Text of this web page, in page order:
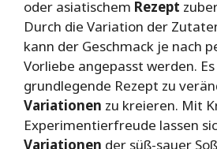
oder asiatischem Rezept
Durch die Variation der
kann der Geschmack je nach
Vorliebe angepasst werden.
grundlegende Rezept zu
Variationen zu kreieren. Mit
Experimentierfreude lassen
Variationen der süß-sauer